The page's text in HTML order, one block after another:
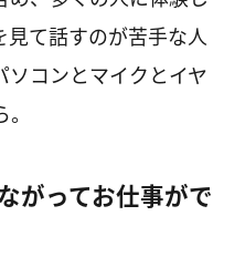
て話すのが苦手な人
ソコンとマイクとイヤ
がってお仕事がで